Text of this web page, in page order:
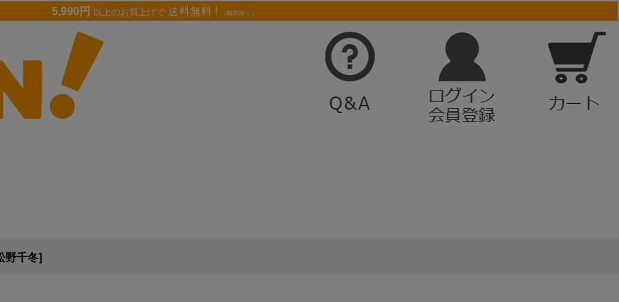
5,990円 以上のお買上げで 送料無料 ! （離島除く）
野千冬]